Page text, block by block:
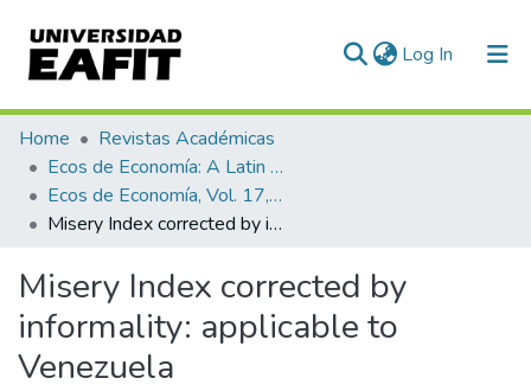
Log In (current)
Communities & Collections
All of DSpace
Statistics
Home
Revistas Académicas
Ecos de Economía: A Latin American Journal of Applied Economics
Ecos de Economía, Vol. 17, No. 37 (2013)
Misery Index corrected by informality: applicable to Venezuela
Misery Index corrected by
informality: applicable to
Venezuela